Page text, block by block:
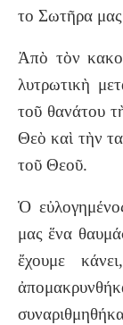
το Σωτῆρα
Ἀπὸ τὸν
λυτρωτικὴ
τοῦ θανάτου
Θεὸ καὶ τὴν
τοῦ Θεοῦ.
Ὁ
μας ἕνα
ἔχουμε